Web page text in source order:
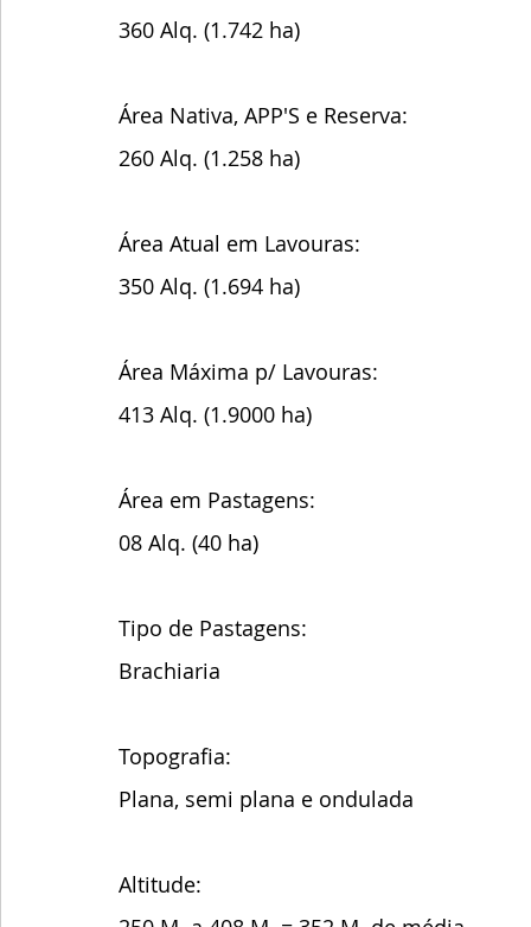
360 Alq. (1.742 ha)
Área Nativa, APP'S e Reserva:
260 Alq. (1.258 ha)
Área Atual em Lavouras:
350 Alq. (1.694 ha)
Área Máxima p/ Lavouras:
413 Alq. (1.9000 ha)
Área em Pastagens:
08 Alq. (40 ha)
Tipo de Pastagens:
Brachiaria
Topografia:
Plana, semi plana e ondulada
Altitude: